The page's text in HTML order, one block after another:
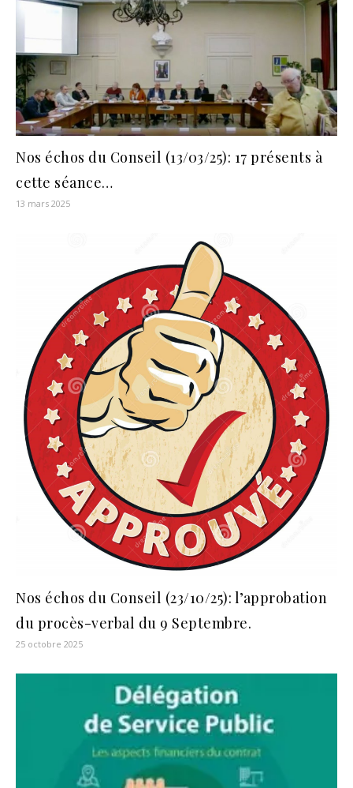
Nos échos du Conseil (13/03/25): 17 présents à
cette séance…
13 mars 2025
Nos échos du Conseil (23/10/25): l’approbation
du procès-verbal du 9 Septembre.
25 octobre 2025